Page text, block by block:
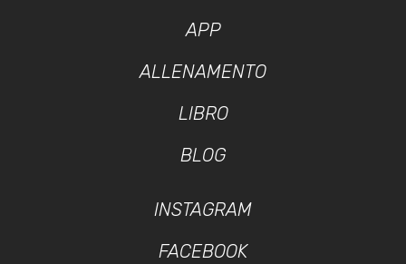
APP
ALLENAMENTO
LIBRO
BLOG
INSTAGRAM
FACEBOOK